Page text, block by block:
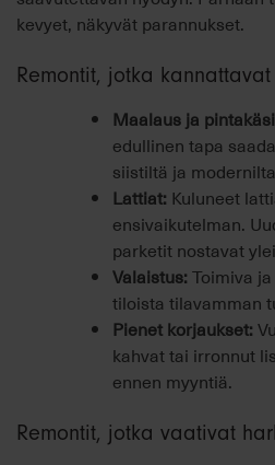
kevyet, näkyvät parannukset.
Remontit, jotka
Maalaus ja
edullinen tapa
siistiltä ja
Lattiat: Kuluneet
ensivaikutelman.
parketit nostavat
Valaistus: Toimiva
tiloista tilavamman
Pienet korjaukset:
kahvat tai irronnut
ennen myyntiä.
Remontit, jotka vaativat